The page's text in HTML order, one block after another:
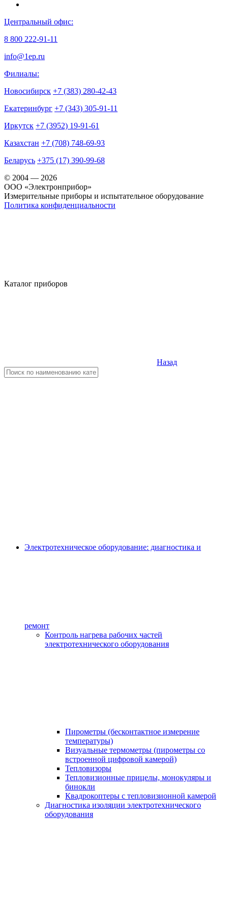
Центральный офис:
8 800 222-91-11
info@1ep.ru
Филиалы:
Новосибирск +7 (383) 280-42-43
Екатеринбург +7 (343) 305-91-11
Иркутск +7 (3952) 19-91-61
Казахстан +7 (708) 748-69-93
Беларусь +375 (17) 390-99-68
© 2004 — 2026
OOO «Электронприбор»
Измерительные приборы и испытательное оборудование
Политика конфиденциальности
Каталог приборов
Назад
Электротехническое оборудование: диагностика и
ремонт
Контроль нагрева рабочих частей
электротехнического оборудования
Пирометры (бесконтактное измерение
температуры)
Визуальные термометры (пирометры со
встроенной цифровой камерой)
Тепловизоры
Тепловизионные прицелы, монокуляры и
бинокли
Квадрокоптеры с тепловизионной камерой
Диагностика изоляции электротехнического
оборудования